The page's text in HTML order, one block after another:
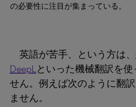
の必要性に注目が集まっている。
英語が苦手、という方は、
DeepLといった機械翻訳を使
せん。例えば次のように翻
ません。